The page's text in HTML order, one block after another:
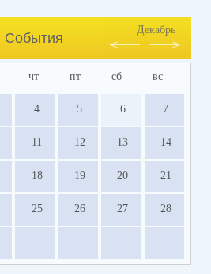
События
Декабрь
чт пт сб вс
4 5 6 7
11 12 13 14
18 19 20 21
25 26 27 28